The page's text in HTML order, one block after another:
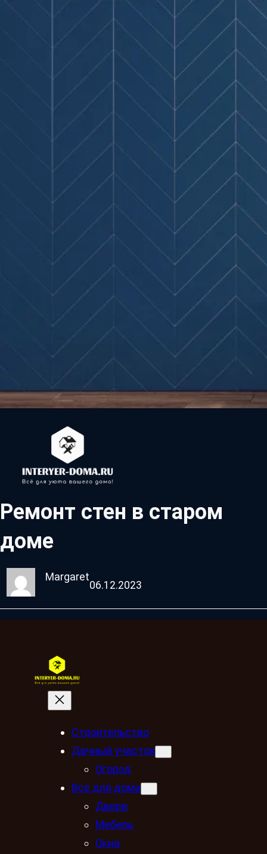
Ремонт стен в старом
доме
Margaret
06.12.2023
Строительство
Дачный участок
Огород
Всё для дома
Двери
Мебель
Окна